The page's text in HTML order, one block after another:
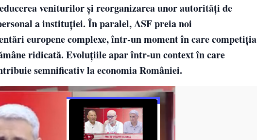
veniturilor și reorganizarea unor autorități de
a instituției. În paralel, ASF preia noi
europene complexe, într-un moment în care competiția
ridicată. Evoluțiile apar într-un context în care
semnificativ la economia României.